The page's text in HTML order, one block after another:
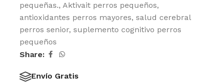
pequeñas., Aktivait perros pequeños,
antioxidantes perros mayores, salud cerebral
perros senior, suplemento cognitivo perros
pequeños
Share:
Envío Gratis